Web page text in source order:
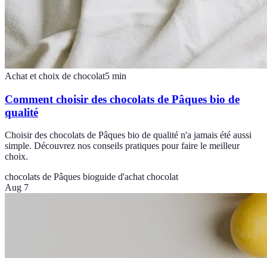
Achat et choix de chocolat5 min
Comment choisir des chocolats de Pâques bio de
qualité
Choisir des chocolats de Pâques bio de qualité n'a jamais été aussi
simple. Découvrez nos conseils pratiques pour faire le meilleur
choix.
chocolats de Pâques bioguide d'achat chocolat
Aug 7